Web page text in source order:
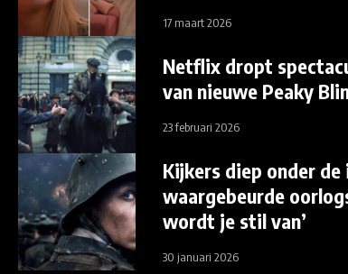
17 maart 2026
Netflix dropt
van nieuwe Peaky
23 februari 2026
Kijkers diep onder de
waargebeurde
wordt je stil van’
30 januari 2026